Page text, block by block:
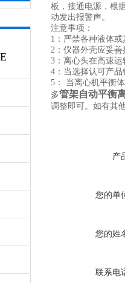
板，接通电源，根
动发出报警声。
注意事项：
1：严禁各种液体
2：仪器外壳应妥
3：离心头在高速
4：当选择认可产
5： 当离心机平衡
多管架自动平衡
调整即可。如有其
产
您的单
您的姓
联系电